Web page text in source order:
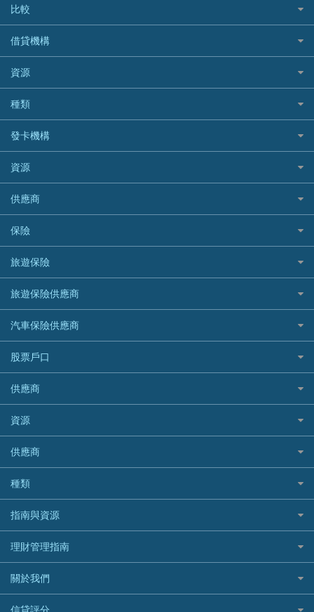
比較
私人貸款比較
稅季/稅務貸款
網上貸款
結餘轉戶(清卡數貸款)
銀行貸款
財務公司貸款
免入息貸款
免TU貸款
急借錢
緊急貸款比較
最佳小額貸款比較
易批必批貸款
24小時貸款
最佳循環貸款
借貸機構
BEA 東亞銀行
BOC 中國銀行
Cashing Pro 優尚信貸
CCB(Asia) 中國建設銀行 (亞洲)
Citibank 花旗銀行
CNCBI 信銀國際
CreFIT 維信
DBS 星展銀行
DSB 大新銀行
HSBC 滙豐銀行貸款
K Cash 貸款
Mox 銀行
National Resources 中潤物業按揭
OCBC 華僑銀行
PrimeCredit 安信信貸
Promise 邦民日本財務
Rabbit Credit月兔信貸
Standard Chartered 渣打銀行
UA 亞洲聯合財務
WeLab Bank
WeLend 貸款
資源
如何申請個人貸款
如何管理個人貸款
個人貸款有用資訊
清卡數貸款教學
循環貸款教學
個人化貸款產品推介 🔥全新
債務重組一覽
供樓利息扣稅
最佳貸款app
種類
網購優惠
精選外幣網購信用卡
尊尚信用卡
公司信用卡
電子錢包信用卡
日本遊信用卡攻略
韓國遊信用卡攻略
台灣遊信用卡攻略
機場貴賓室信用卡
銀聯信用卡
高獎賞信用卡推薦
酒店信用卡
發卡機構
Citibank花旗銀行
AE美國運通
DBS星展銀行
HSBC滙豐銀行
Mox
信銀國際
大新銀行
恒生銀行
Standard Chartered渣打銀行
東亞銀行
SIM
Airwallex信用卡
資源
Black Friday優惠
淘寶付款方式
一田購物優惠日
SOGO感謝祭
HKTVmall優惠碼
交稅優惠
酒店優惠碼
機票優惠碼
供應商
八達通自動增值信用卡
保險
旅遊保險
汽車保險
家居保險
家傭保險
寵物保險
定期人壽保險
危疾保險
年金資訊
樓宇火險
旅遊保險
日本旅遊保險及資訊
泰國旅遊保險及資訊
台灣旅遊保險及資訊
韓國旅遊保險及資訊
歐洲旅遊保險及資訊
越南旅遊保險及資訊
澳洲旅遊保險及資訊
長者嘆世界
家庭親子遊
自駕遊比較
相機有得保
專為孕婦設計的最佳旅遊保險
最佳滑雪旅遊保險
最適合BB的旅遊保險
旅遊保險供應商
AXA 安盛
AIG 美亞
Allianz 安聯
Allied World 世聯
Avo
中國銀行
Bolttech 保特
Blue Cross 藍十字
中國平安
HSBC滙豐銀行
MSIG 三井住友
Prudential 保誠
QBE 昆士蘭
汽車保險供應商
大新汽車保險
中銀汽車保險
Allianz安聯汽車保險
bolttech保障汽車保險
Zurich蘇黎世汽車保險
QBE昆士蘭汽車保險
平安汽車保險
股票戶口
富途證券
IB盈透證券
老虎證券
uSMART 盈立證券
華盛証券
長橋證券
WeBull微牛證券
漲樂全球通｜華泰國際
OSL
供應商
富途牛牛好唔好？
Webull微牛證券好唔好？
Longbridge長橋證券好唔好？
老虎證券好唔好？
華盛証券好唔好？
漲樂全球通好唔好？
IB盈透證券好唔好？
盈立證券 uSMART 好唔好？
Stashaway好唔好？
資源
股票戶口開戶
證券行邊間好？
港股5隻高息ETF精選
什麼是ETF？
香港30大高息股排行
黃金ETF懶人包
最值得注意的比特幣ETF
選股策略：五步調查攻略
供應商
銀行戶口比較
尊尚銀行戶口
Citi Plus
中信銀行inMotion
Airwallex銀行
種類
定期存款
港元定存
人民幣定存
美元定存
英鎊定存
指南與資源
理財資訊
識慳識賺
債務管理
投資理財
理財管理指南
常用相關詞彙
MoneyHero電子報
關於我們
服務承諾